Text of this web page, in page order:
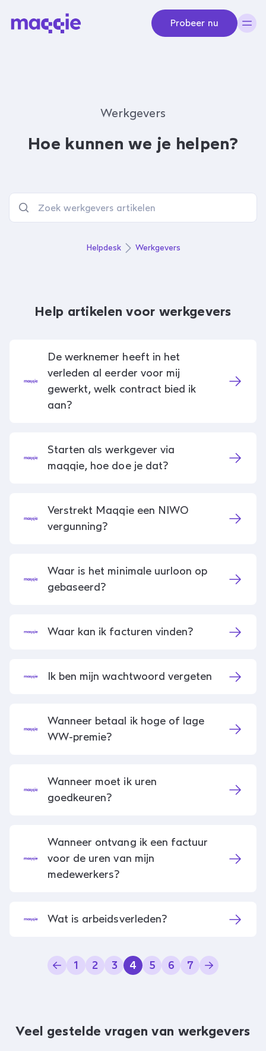
Probeer nu
Werkgevers
Hoe kunnen we je helpen?
Helpdesk Werkgevers
Help artikelen voor werkgevers
De werknemer heeft in het
verleden al eerder voor mij
gewerkt, welk contract bied ik
aan?
Starten als werkgever via
maqqie, hoe doe je dat?
Verstrekt Maqqie een NIWO
vergunning?
Waar is het minimale uurloon op
gebaseerd?
Waar kan ik facturen vinden?
Ik ben mijn wachtwoord vergeten
Wanneer betaal ik hoge of lage
WW-premie?
Wanneer moet ik uren
goedkeuren?
Wanneer ontvang ik een factuur
voor de uren van mijn
medewerkers?
Wat is arbeidsverleden?
1 2 3 4 5 6 7
Veel gestelde vragen van werkgevers